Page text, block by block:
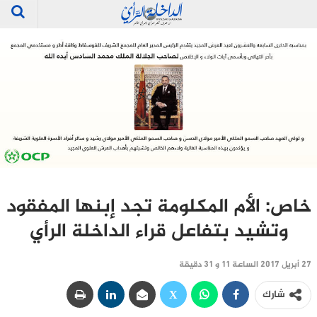
خاص: الأم المكلومة تجد إبنها المفقود
وتشيد بتفاعل قراء الداخلة الرأي‎
27 أبريل 2017 الساعة 11 و 31 دقيقة
شارك